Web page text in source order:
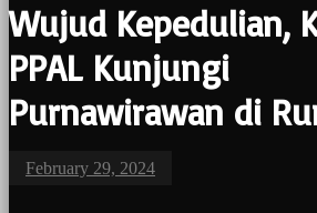
Wujud Kepedulian,
PPAL Kunjungi
Purnawirawan di
February 29, 2024